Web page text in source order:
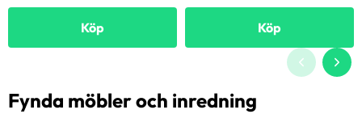
Köp Köp
Fynda möbler och inredning